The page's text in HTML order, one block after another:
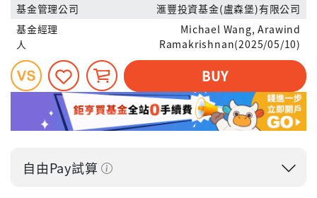
基金管理公司
滙豐投資基金(盧森堡)有限公司
基金經理
人
Michael Wang, Arawind
Ramakrishnan(2025/05/10)
BUY
自由Pay試算